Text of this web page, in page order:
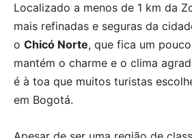
Localizado a menos de 1 km da
mais refinadas e seguras da
o Chicó Norte, que fica um
mantém o charme e o clima
é à toa que muitos turistas
em Bogotá.